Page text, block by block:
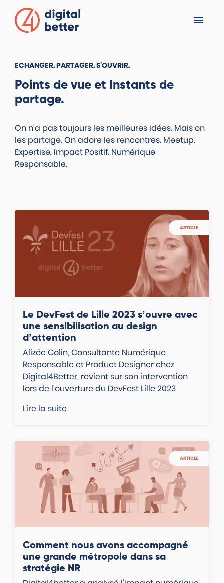
Accéder au menu
Accéder au contenu principal
Accéder au pied de page
VERSION CONTRASTÉE
ECHANGER. PARTAGER. S'OUVRIR.
Points de vue et Instants de
partage.
On n'a pas toujours les meilleures idées. Mais on
les partage. On adore les rencontres. Meetup.
Expertise. Impact Positif. Numérique
Responsable.
ARTICLE
Le DevFest de Lille 2023 s’ouvre avec
une sensibilisation au design
d’attention
Alizée Colin, Consultante Numérique
Responsable et Product Designer chez
Digital4Better, revient sur son intervention
lors de l'ouverture du DevFest Lille 2023
Lire la suite
ARTICLE
Comment nous avons accompagné
une grande métropole dans sa
stratégie NR